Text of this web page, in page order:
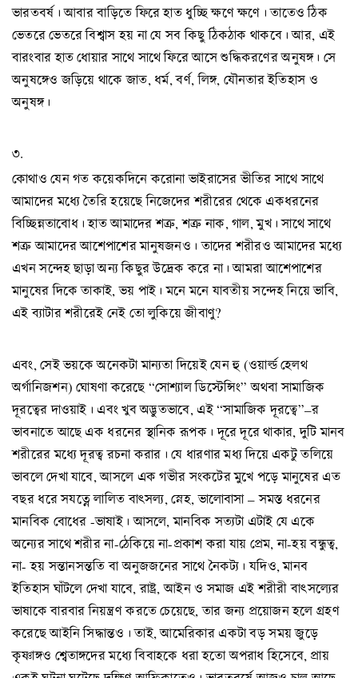
ভারতবর্ষ। আবার বাড়িতে ফিরে হাত ধুচ্ছি ক্ষণে ক্ষণে। তাতেও ঠিক
ভেতরে ভেতরে বিশ্বাস হয় না যে সব কিছু ঠিকঠাক থাকবে। আর, এই
বারংবার হাত ধোয়ার সাথে সাথে ফিরে আসে শুদ্ধিকরণের অনুষঙ্গ। সে
অনুষঙ্গেও জড়িয়ে থাকে জাত, ধর্ম, বর্ণ, লিঙ্গ, যৌনতার ইতিহাস ও
অনুষঙ্গ।
৩.
কোথাও যেন গত কয়েকদিনে করোনা ভাইরাসের ভীতির সাথে সাথে
আমাদের মধ্যে তৈরি হয়েছে নিজেদের শরীরের থেকে একধরনের
বিচ্ছিন্নতাবোধ। হাত আমাদের শত্রু, শত্রু নাক, গাল, মুখ। সাথে সাথে
শত্রু আমাদের আশেপাশের মানুষজনও। তাদের শরীরও আমাদের মধ্যে
এখন সন্দেহ ছাড়া অন্য কিছুর উদ্রেক করে না। আমরা আশেপাশের
মানুষের দিকে তাকাই, ভয় পাই। মনে মনে যাবতীয় সন্দেহ নিয়ে ভাবি,
এই ব্যাটার শরীরেই নেই তো লুকিয়ে জীবাণু?
এবং, সেই ভয়কে অনেকটা মান্যতা দিয়েই যেন হু (ওয়ার্ল্ড হেলথ
অর্গানিজশন) ঘোষণা করেছে “সোশ্যাল ডিস্টেন্সিং” অথবা সামাজিক
দূরত্বের দাওয়াই। এবং খুব অদ্ভুতভাবে, এই “সামাজিক দূরত্বে”–র
ভাবনাতে আছে এক ধরনের স্থানিক রূপক। দূরে দূরে থাকার, দুটি মানব
শরীরের মধ্যে দূরত্ব রচনা করার। যে ধারণার মধ্য দিয়ে একটু তলিয়ে
ভাবলে দেখা যাবে, আসলে এক গভীর সংকটের মুখে পড়ে মানুষের এত
বছর ধরে সযত্নে লালিত বাৎসল্য, স্নেহ, ভালোবাসা – সমস্ত ধরনের
মানবিক বোধের -ভাষাই। আসলে, মানবিক সত্যটা এটাই যে একে
অন্যের সাথে শরীর না-ঠেকিয়ে না-প্রকাশ করা যায় প্রেম, না-হয় বন্ধুত্ব,
না- হয় সন্তানসন্ততি বা অনুজজনের সাথে নৈকট্য। যদিও, মানব
ইতিহাস ঘাঁটলে দেখা যাবে, রাষ্ট্র, আইন ও সমাজ এই শরীরী বাৎসল্যের
ভাষাকে বারবার নিয়ন্ত্রণ করতে চেয়েছে, তার জন্য প্রয়োজন হলে গ্রহণ
করেছে আইনি সিদ্ধান্তও। তাই, আমেরিকার একটা বড় সময় জুড়ে
কৃষ্ণাঙ্গও শ্বেতাঙ্গদের মধ্যে বিবাহকে ধরা হতো অপরাধ হিসেবে, প্রায়